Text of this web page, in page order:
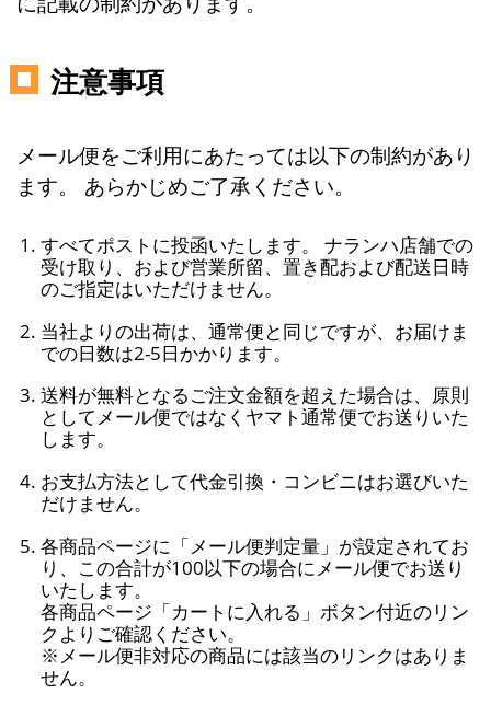
注意事項
メール便をご利用にあたっては以下の制約があり
ます。 あらかじめご了承ください。
すべてポストに投函いたします。 ナランハ店舗での
受け取り、および営業所留、置き配および配送日時
のご指定はいただけません。
当社よりの出荷は、通常便と同じですが、お届けま
での日数は2-5日かかります。
送料が無料となるご注文金額を超えた場合は、原則
としてメール便ではなくヤマト通常便でお送りいた
します。
お支払方法として代金引換・コンビニはお選びいた
だけません。
各商品ページに「メール便判定量」が設定されてお
り、この合計が100以下の場合にメール便でお送り
いたします。
各商品ページ「カートに入れる」ボタン付近のリン
クよりご確認ください。
※メール便非対応の商品には該当のリンクはありま
せん。